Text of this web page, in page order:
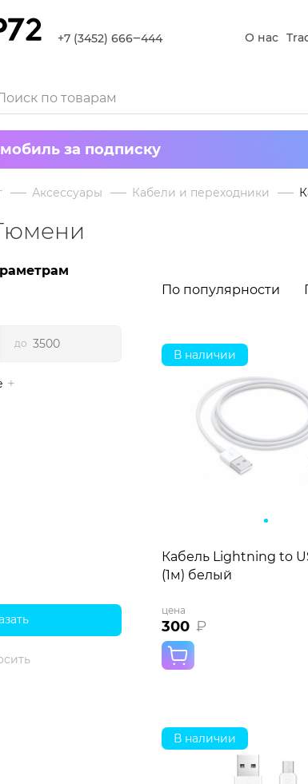
+7 (3452) 666‒444 О нас
за подписку
Аксессуары Кабели и переходники
до
По популярности
В наличии
Кабель Lightning to
(1м) белый
цена
300 ₽
В наличии